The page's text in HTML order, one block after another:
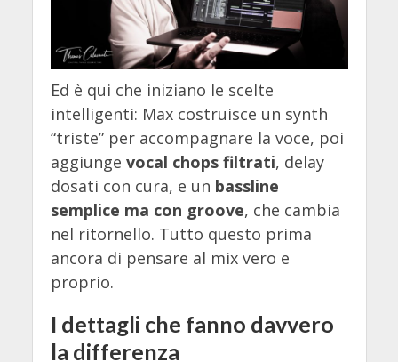
Ed è qui che iniziano le scelte
intelligenti: Max costruisce un synth
“triste” per accompagnare la voce, poi
aggiunge vocal chops filtrati, delay
dosati con cura, e un bassline
semplice ma con groove, che cambia
nel ritornello. Tutto questo prima
ancora di pensare al mix vero e
proprio.
I dettagli che fanno davvero
la differenza